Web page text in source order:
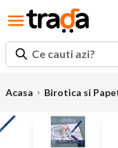
Ce cauti azi?
Acasa Birotica si